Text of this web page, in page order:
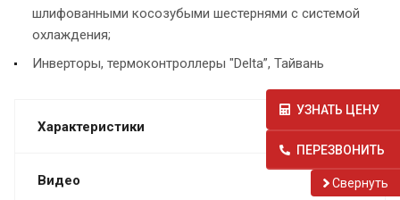
шлифованными косозубыми шестернями с системой
охлаждения;
Инверторы, термоконтроллеры "Delta”, Тайвань
Характеристики
Видео
УЗНАТЬ ЦЕНУ
ПЕРЕЗВОНИТЬ
Cвернуть